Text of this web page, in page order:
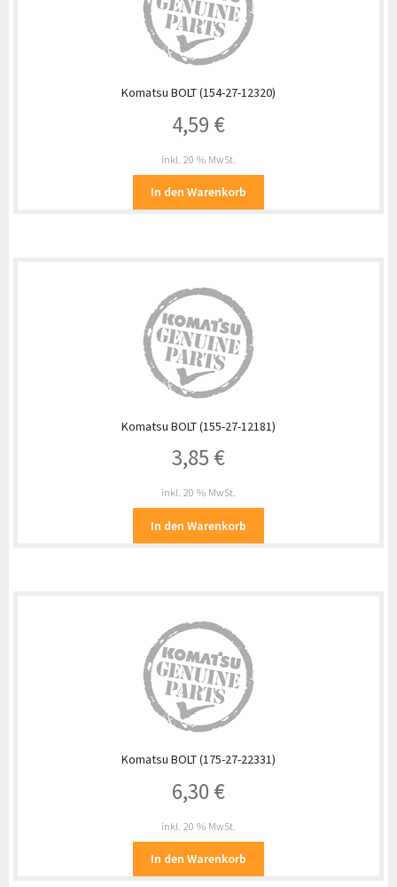
Komatsu BOLT (154-27-12320)
4,59 €
inkl. 20 % MwSt.
In den Warenkorb
Komatsu BOLT (155-27-12181)
3,85 €
inkl. 20 % MwSt.
In den Warenkorb
Komatsu BOLT (175-27-22331)
6,30 €
inkl. 20 % MwSt.
In den Warenkorb